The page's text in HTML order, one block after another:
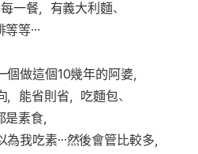
一餐，有義大利麵、
等等⋯
做這個10幾年的阿婆，
能省則省，吃麵包、
素食，
我吃素⋯然後會管比較多，